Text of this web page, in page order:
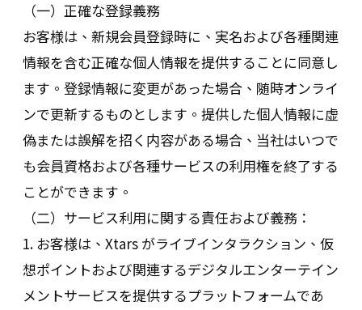
（一）正確な登録義務
お客様は、新規会員登録時に、実名および各種関連
情報を含む正確な個人情報を提供することに同意し
ます。登録情報に変更があった場合、随時オンライ
ンで更新するものとします。提供した個人情報に虚
偽または誤解を招く内容がある場合、当社はいつで
も会員資格および各種サービスの利用権を終了する
ことができます。
（二）サービス利用に関する責任および義務：
1. お客様は、Xtars がライブインタラクション、仮
想ポイントおよび関連するデジタルエンターテイン
メントサービスを提供するプラットフォームであ